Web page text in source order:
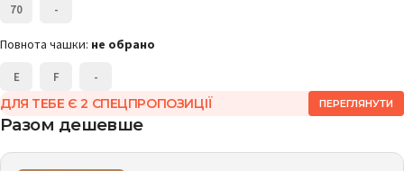
70 -
Повнота чашки: не обрано
E F -
ДЛЯ ТЕБЕ Є 2 СПЕЦПРОПОЗИЦІЇ ПЕРЕГЛЯНУТИ
Разом дешевше